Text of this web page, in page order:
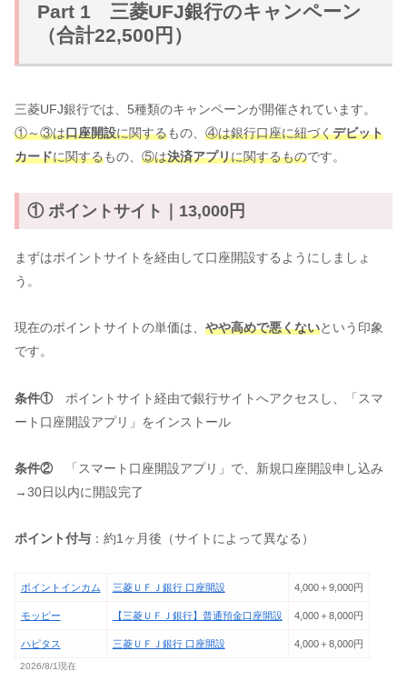
Part 1 三菱UFJ銀行のキャンペーン
（合計22,500円）
三菱UFJ銀行では、5種類のキャンペーンが開催されています。
①～③は口座開設に関するもの、 ④は銀行口座に紐づくデビット
カードに関するもの、 ⑤は決済アプリに関するものです。
① ポイントサイト｜13,000円
まずはポイントサイトを経由して口座開設するようにしましょ
う。
現在のポイントサイトの単価は、 やや高めで悪くないという印象
です。
条件① ポイントサイト経由で銀行サイトへアクセスし、「スマ
ート口座開設アプリ」をインストール
条件② 「スマート口座開設アプリ」で、新規口座開設申し込み
→30日以内に開設完了
ポイント付与 ：約1ヶ月後（サイトによって異なる）
ポイントインカム 三菱ＵＦＪ銀行 口座開設 4,000＋9,000円
モッピー 【三菱ＵＦＪ銀行】普通預金口座開設 4,000＋8,000円
ハピタス 三菱ＵＦＪ銀行 口座開設 4,000＋8,000円
2026/8/1現在